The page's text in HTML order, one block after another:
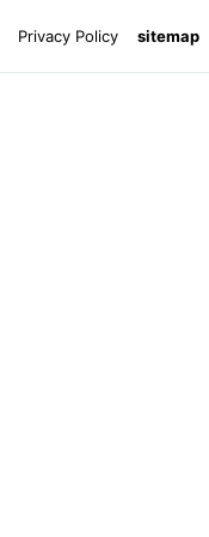
Privacy Policy sitemap